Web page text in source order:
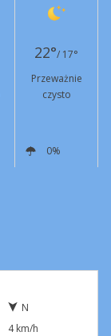
22°/ 17°
Przeważnie
czysto
0%
N
4 km/h